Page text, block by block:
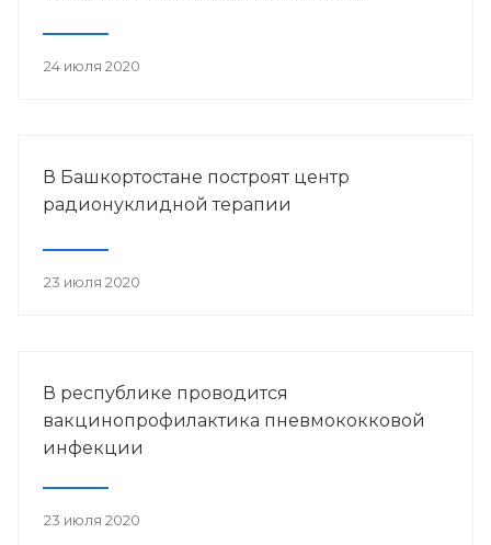
24 июля 2020
В Башкортостане построят центр
радионуклидной терапии
23 июля 2020
В республике проводится
вакцинопрофилактика пневмококковой
инфекции
23 июля 2020